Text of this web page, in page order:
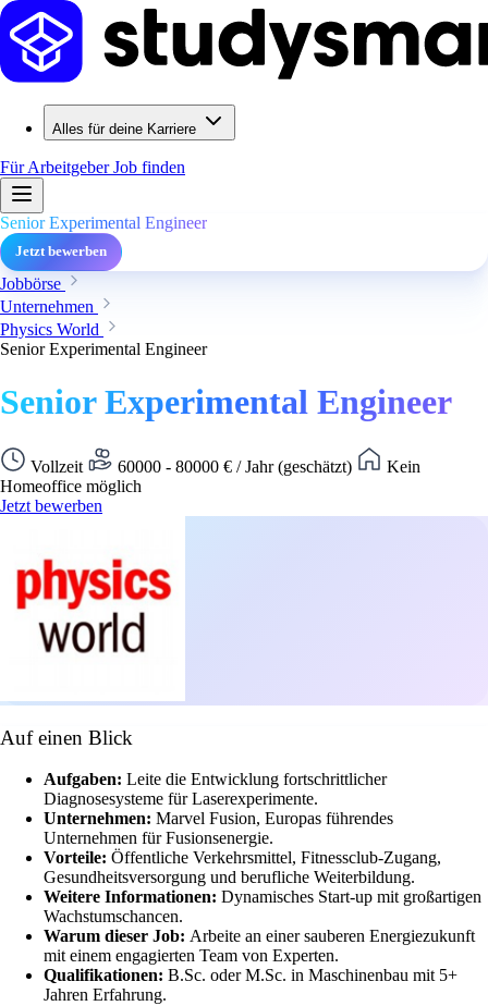
Alles für deine Karriere
Für ArbeitgeberJob finden
Senior Experimental Engineer
Jetzt bewerben
Jobbörse
Unternehmen
Physics World
Senior Experimental Engineer
Senior Experimental Engineer
Vollzeit 60000 - 80000 € / Jahr (geschätzt)
Kein
Homeoffice möglich
Jetzt bewerben
Auf einen Blick
Aufgaben: Leite die Entwicklung fortschrittlicher
Diagnosesysteme für Laserexperimente.
Unternehmen: Marvel Fusion, Europas führendes
Unternehmen für Fusionsenergie.
Vorteile: Öffentliche Verkehrsmittel, Fitnessclub-Zugang,
Gesundheitsversorgung und berufliche Weiterbildung.
Weitere Informationen: Dynamisches Start-up mit großartigen
Wachstumschancen.
Warum dieser Job: Arbeite an einer sauberen Energiezukunft
mit einem engagierten Team von Experten.
Qualifikationen: B.Sc. oder M.Sc. in Maschinenbau mit 5+
Jahren Erfahrung.